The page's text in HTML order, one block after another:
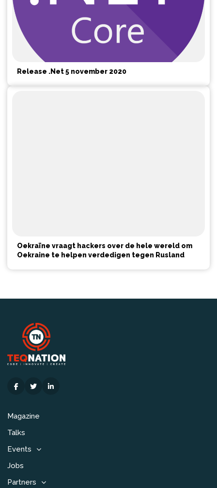
Release .Net 5 november 2020
Oekraïne vraagt hackers over de hele wereld om
Oekraine te helpen verdedigen tegen Rusland
Magazine
Talks
Events
Jobs
Partners